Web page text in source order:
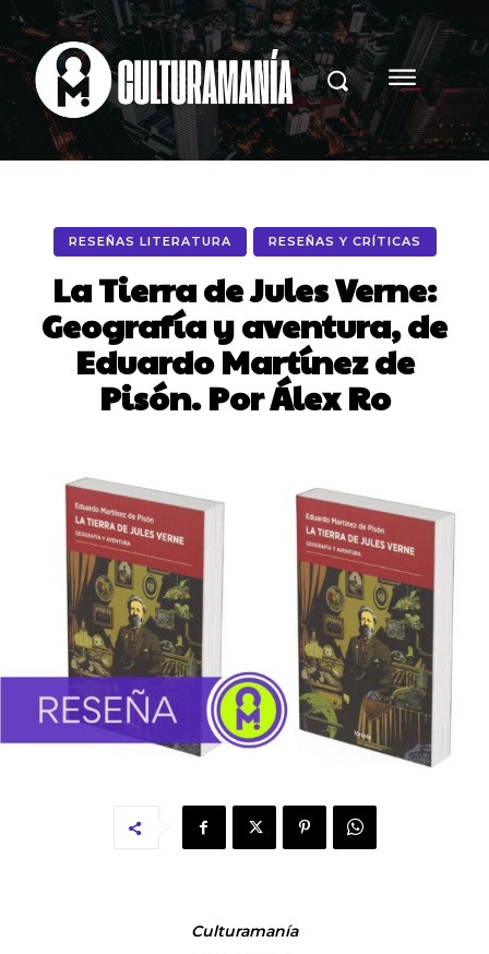
RESEÑAS LITERATURA RESEÑAS Y CRÍTICAS
La Tierra de Jules Verne:
Geografía y aventura, de
Eduardo Martínez de
Pisón. Por Álex Ro
Culturamanía